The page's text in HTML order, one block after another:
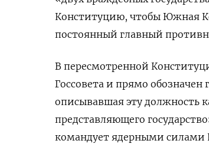
Конституцию, чтобы Южная
постоянный главный
В пересмотренной
Госсовета и прямо
описывавшая эту должность
представляющего
командует ядерными силами